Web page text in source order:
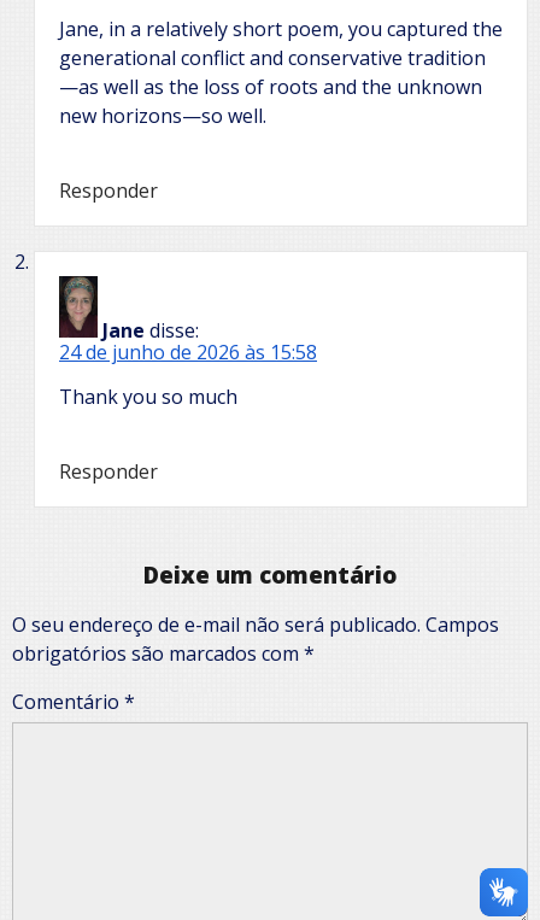
Jane, in a relatively short poem, you captured the
generational conflict and conservative tradition
—as well as the loss of roots and the unknown
new horizons—so well.
Responder
Jane disse:
24 de junho de 2026 às 15:58
Thank you so much
Responder
Deixe um comentário
O seu endereço de e-mail não será publicado. Campos
obrigatórios são marcados com *
Comentário *